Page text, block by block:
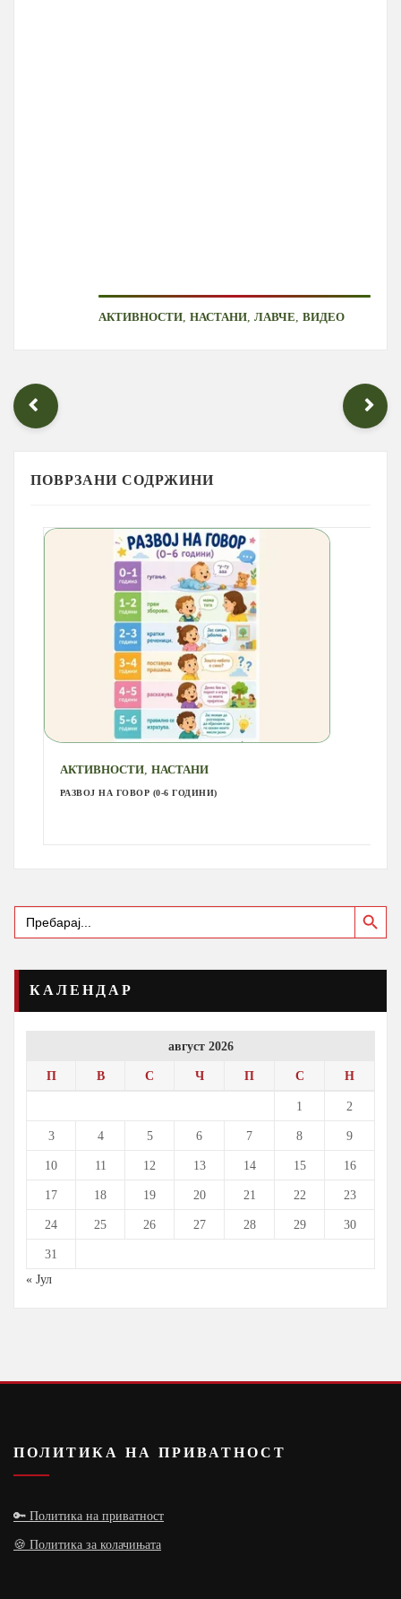
АКТИВНОСТИ ,НАСТАНИ ,ЛАВЧЕ ,ВИДЕО
ПОВРЗАНИ СОДРЖИНИ
АКТИВНОСТИ,НАСТАНИ
РАЗВОЈ НА ГОВОР (0-6 ГОДИНИ)
Search
for:
Search Button
КАЛЕНДАР
август 2026
П В С Ч П С Н
1 2
3 4 5 6 7 8 9
10 11 12 13 14 15 16
17 18 19 20 21 22 23
24 25 26 27 28 29 30
31
« Јул
ПОЛИТИКА НА ПРИВАТНОСТ
🔑 Политика на приватност
🍪 Политика за колачињата